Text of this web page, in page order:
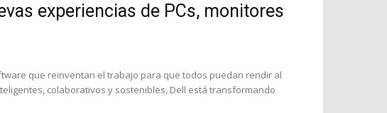
experiencias de PCs, monitores
que reinventan el trabajo para que todos puedan rendir al
colaborativos y sostenibles, Dell está transformando